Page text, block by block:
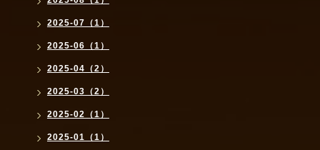
2025-07（1）
2025-06（1）
2025-04（2）
2025-03（2）
2025-02（1）
2025-01（1）